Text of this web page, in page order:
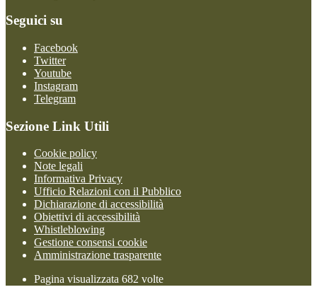
Seguici su
Facebook
Twitter
Youtube
Instagram
Telegram
Sezione Link Utili
Cookie policy
Note legali
Informativa Privacy
Ufficio Relazioni con il Pubblico
Dichiarazione di accessibilità
Obiettivi di accessibilità
Whistleblowing
Gestione consensi cookie
Amministrazione trasparente
Pagina visualizzata 682 volte